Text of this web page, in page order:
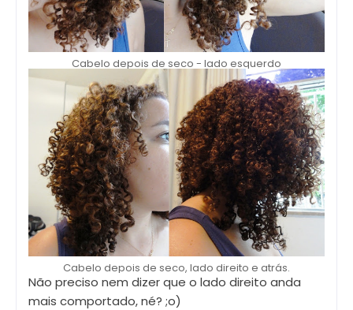
Cabelo depois de seco - lado esquerdo
Cabelo depois de seco, lado direito e atrás.
Não preciso nem dizer que o lado direito anda
mais comportado, né? ;o)